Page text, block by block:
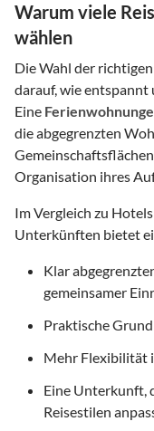
Warum viele
wählen
Die Wahl der
darauf, wie
Eine
die abgegrenzten
Organisation ihres
Im Vergleich zu
Unterkünften bietet
Klar
gemeinsamer
Praktische
Mehr Flexibilität
Eine Unterkunft,
Reisestilen